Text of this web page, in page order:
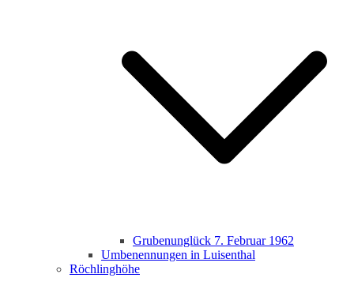
Grubenunglück 7. Februar 1962
Umbenennungen in Luisenthal
Röchlinghöhe